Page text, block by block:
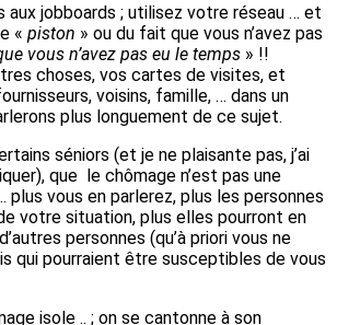
aux jobboards ; utilisez votre réseau … et
« piston » ou du fait que vous n’avez pas
vous n’avez pas eu le temps » !!
choses, vos cartes de visites, et
voisins, famille, … dans un
plus longuement de ce sujet.
séniors (et je ne plaisante pas, j’ai
que le chômage n’est pas une
plus vous en parlerez, plus les personnes
votre situation, plus elles pourront en
personnes (qu’à priori vous ne
qui pourraient être susceptibles de vous
isole .. ; on se cantonne à son